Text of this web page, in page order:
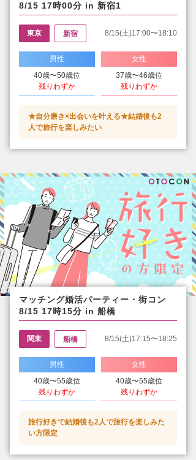
8/15 17時00分 in 新宿1
東京 新宿 8/15(土)17:00〜18:10
男性
40歳〜50歳位
残りわずか
女性
37歳〜46歳位
残りわずか
★自分磨き×出会いを叶える★結婚後も2
人で旅行を楽しみたい
マッチング婚活パーティー・街コン
8/15 17時15分 in 船橋
関東 船橋 8/15(土)17:15〜18:25
男性
40歳〜55歳位
残りわずか
女性
40歳〜55歳位
残りわずか
旅行好きで結婚後も2人で旅行を楽しみた
い方限定